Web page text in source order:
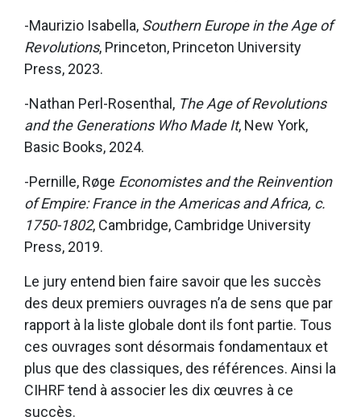
-Maurizio Isabella, Southern Europe in the Age of
Revolutions, Princeton, Princeton University
Press, 2023.
-Nathan Perl-Rosenthal, The Age of Revolutions
and the Generations Who Made It, New York,
Basic Books, 2024.
-Pernille, Røge Economistes and the Reinvention
of Empire: France in the Americas and Africa, c.
1750-1802, Cambridge, Cambridge University
Press, 2019.
Le jury entend bien faire savoir que les succès
des deux premiers ouvrages n’a de sens que par
rapport à la liste globale dont ils font partie. Tous
ces ouvrages sont désormais fondamentaux et
plus que des classiques, des références. Ainsi la
CIHRF tend à associer les dix œuvres à ce
succès.